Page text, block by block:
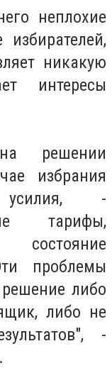
неплохие
никакую
интересы
решении
избрания
усилия, -
тарифы,
состояние
проблемы
либо
либо не
-